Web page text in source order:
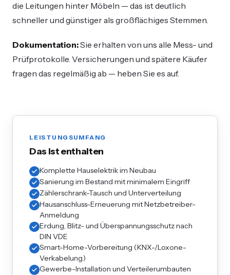
die Leitungen hinter Möbeln — das ist deutlich
schneller und günstiger als großflächiges Stemmen.
Dokumentation:Sie erhalten von uns alle Mess- und
Prüfprotokolle. Versicherungen und spätere Käufer
fragen das regelmäßig ab — heben Sie es auf.
LEISTUNGSUMFANG
Das ist enthalten
Komplette Hauselektrik im Neubau
Sanierung im Bestand mit minimalem Eingriff
Zählerschrank-Tausch und Unterverteilung
Hausanschluss-Erneuerung mit Netzbetreiber-
Anmeldung
Erdung, Blitz- und Überspannungsschutz nach
DIN VDE
Smart-Home-Vorbereitung (KNX-/Loxone-
Verkabelung)
Gewerbe-Installation und Verteilerumbauten